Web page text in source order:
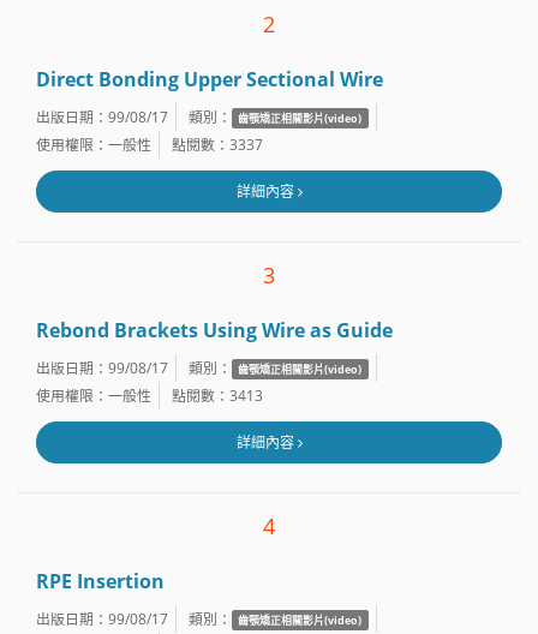
2
Direct Bonding Upper Sectional Wire
出版日期：99/08/17 類別： 齒顎矯正相關影片(video)
使用權限：一般性 點閱數：3337
詳細內容
3
Rebond Brackets Using Wire as Guide
出版日期：99/08/17 類別： 齒顎矯正相關影片(video)
使用權限：一般性 點閱數：3413
詳細內容
4
RPE Insertion
出版日期：99/08/17 類別： 齒顎矯正相關影片(video)